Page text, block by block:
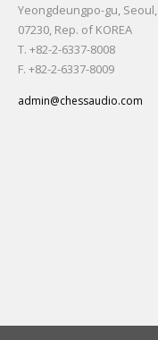
Yeongdeungpo-gu, Seoul,
07230, Rep. of KOREA
T. +82-2-6337-8008
F. +82-2-6337-8009
admin@chessaudio.com